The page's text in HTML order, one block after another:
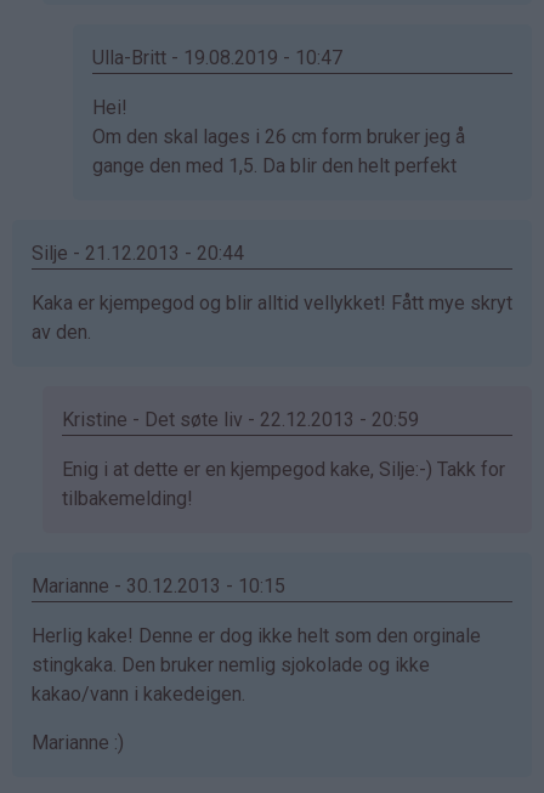
(ikkeUlla-Britt - 19.08.2019 - 10:47
Som
svar
på
(ikke
Hei!
Om den skal lages i 26 cm form bruker jeg å
gange den med 1,5. Da blir den helt perfekt
Silje - 21.12.2013 - 20:44
Kaka er kjempegod og blir alltid vellykket! Fått mye skryt
av den.
Kristine - Det søte liv - 22.12.2013 - 20:59
Som
svar
Silje
bekreftet)
Enig i at dette er en kjempegod kake, Silje:-) Takk for
tilbakemelding!
Marianne - 30.12.2013 - 10:15
Herlig kake! Denne er dog ikke helt som den orginale
stingkaka. Den bruker nemlig sjokolade og ikke
kakao/vann i kakedeigen.
Marianne :)